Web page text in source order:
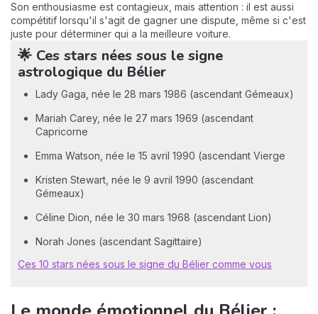
Son enthousiasme est contagieux, mais attention : il est aussi
compétitif lorsqu'il s'agit de gagner une dispute, même si c'est
juste pour déterminer qui a la meilleure voiture.
🌟 Ces stars nées sous le signe
astrologique du Bélier
Lady Gaga, née le 28 mars 1986 (ascendant Gémeaux)
Mariah Carey, née le 27 mars 1969 (ascendant
Capricorne
Emma Watson, née le 15 avril 1990 (ascendant Vierge
Kristen Stewart, née le 9 avril 1990 (ascendant
Gémeaux)
Céline Dion, née le 30 mars 1968 (ascendant Lion)
Norah Jones (ascendant Sagittaire)
Ces 10 stars nées sous le signe du Bélier comme vous